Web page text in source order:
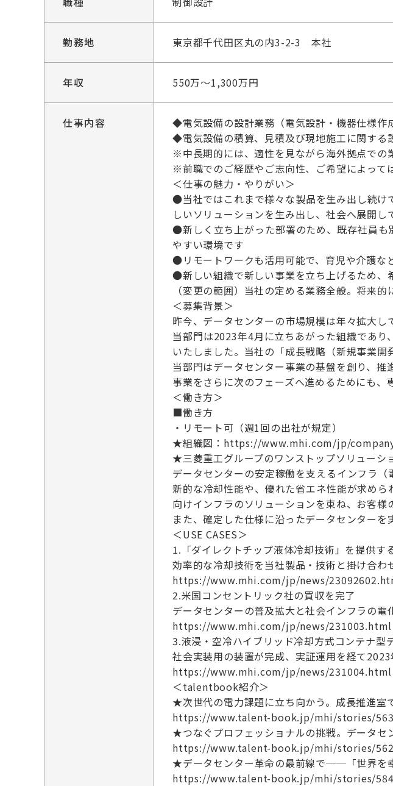
勤務地 東京都千代田区丸の内3-2-3 本社
年収 550万～1,300万円
仕事内容
◆電気設備の設計業務（電気設計・機器仕様作
◆電気設備の積算、見積及び現地施工に関する
※中長期的には、適性を見ながら海外拠点での
※前職でのご経歴やご志向性、ご希望によって
＜仕事の魅力・やりがい＞
●当社ではこれまで様々な製品を生み出し続け
しいソリューションを生み出し、社会へ展開し
●新しく立ち上がった部署のため、既存社員も
やすい環境です
●リモートワークも活用可能で、育児や介護な
●新しい組織で新しい事業を立ち上げるため、
（変更の範囲）当社の定める業務全般。将来
＜募集背景＞
昨今、データセンターの市場規模は年々拡大し
当部門は2023年4月に立ちあがった組織であ
いたしました。当社の「成長戦略（新規事業開
当部門はデータセンター事業の基盤を創り、推
事業をさらに次のフェーズへ進めるためにも、
＜働き方＞
■働き方
・リモート可（週1回の出社が規定）
★組織図：https://www.mhi.com/jp/
★三菱重工グループのワンストップソリュ
データセンターの安定稼働を支えるインフラ
新的な冷却性能や、優れた省エネ性能が求め
向けインフラのソリューションを束ね、お客様
また、確定した仕様に沿ったデータセンターを
＜USE CASES＞
1.「ダイレクトチップ液体冷却技術」を提供す
効率的な冷却技術を当社製品・技術と掛け合
https://www.mhi.com/jp/news/
2.米国コンセントリック社の買収を完了
データセンターの普及拡大と社会インフラの電
https://www.mhi.com/jp/news/231003.html
3.液浸・空冷ハイブリッド冷却方式コンテナ型
社会実装用の装置が完成、実証運用を経て
https://www.mhi.com/jp/news/231004.html
＜talentbook紹介＞
★次世代の電力課題に立ち向かう。成長推進室
https://www.talent-book.jp/mhi/stories/
★つなぐプロフェッショナルの挑戦。データセ
https://www.talent-book.jp/mhi/stories/
★データセンター革命の最前線で──「世界を
https://www.talent-book.jp/mhi/stories/